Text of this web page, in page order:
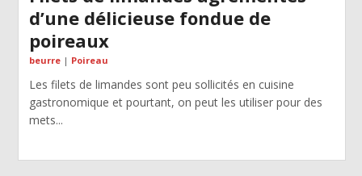
d’une délicieuse fondue de
poireaux
beurre| Poireau
Les filets de limandes sont peu sollicités en cuisine
gastronomique et pourtant, on peut les utiliser pour des
mets...